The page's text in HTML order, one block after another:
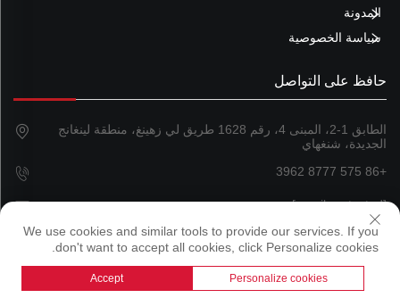
المدونة
سياسة الخصوصية
حافظ على التواصل
الطابق 1-2، المبنى 4، رقم 1628 طريق لي زهينغ، منطقة لينغانج
الجديدة، شنغهاي
+86 575 8777 3962
[email protected]
حقوق النشر © 2024 شركة شنغهاي ماجلاند ماجنيتيكس المحدودة
We use cookies and similar tools to provide our services. If you
don't want to accept all cookies, click Personalize cookies.
Personalize cookies
Accept